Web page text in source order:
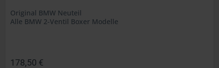
Original BMW Neuteil
Alle BMW 2-Ventil Boxer Modelle
178,50 €